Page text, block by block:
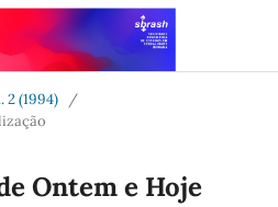
2 (1994)
/
Ontem e Hoje